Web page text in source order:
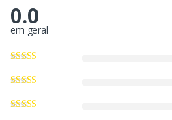
0.0
em geral